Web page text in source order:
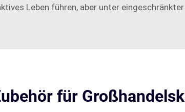
Leben führen, aber unter
für